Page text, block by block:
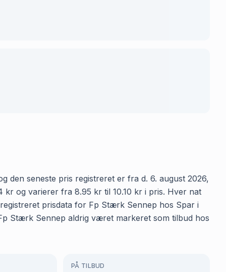
den seneste pris registreret er fra d. 6. august 2026,
og varierer fra 8.95 kr til 10.10 kr i pris. Hver nat
prisdata for Fp Stærk Sennep hos Spar i
Stærk Sennep aldrig været markeret som tilbud hos
PÅ TILBUD